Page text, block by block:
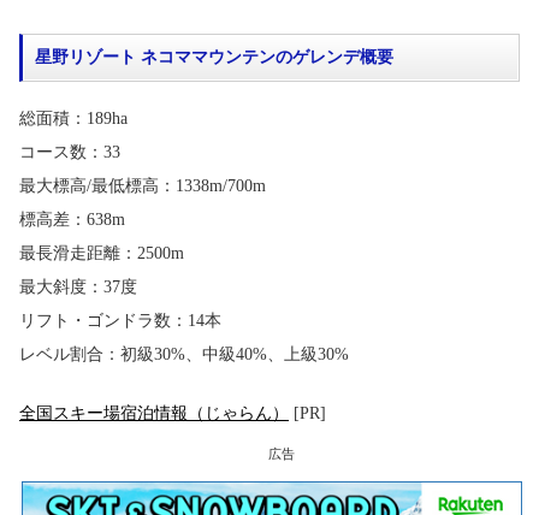
星野リゾート ネコママウンテンのゲレンデ概要
総面積：189ha
コース数：33
最大標高/最低標高：1338m/700m
標高差：638m
最長滑走距離：2500m
最大斜度：37度
リフト・ゴンドラ数：14本
レベル割合：初級30%、中級40%、上級30%
全国スキー場宿泊情報（じゃらん） [PR]
広告